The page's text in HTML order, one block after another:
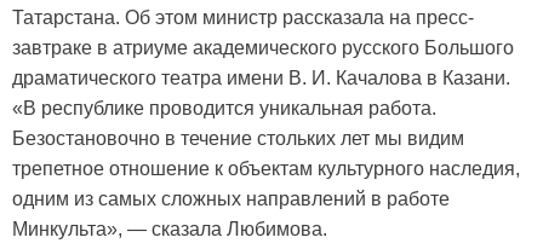
Татарстана. Об этом министр рассказала на пресс-
завтраке в атриуме академического русского Большого
драматического театра имени В. И. Качалова в Казани.
«В республике проводится уникальная работа.
Безостановочно в течение стольких лет мы видим
трепетное отношение к объектам культурного наследия,
одним из самых сложных направлений в работе
Минкульта», — сказала Любимова.